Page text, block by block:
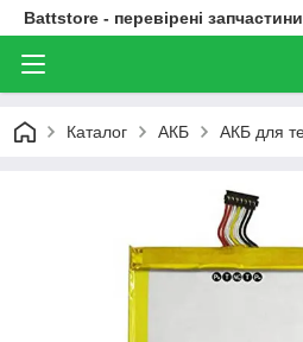
Battstore - перевірені
Каталог АКБ АКБ для